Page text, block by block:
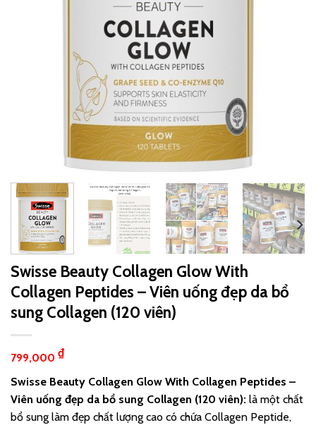
Swisse Beauty Collagen Glow With
Collagen Peptides – Viên uống đẹp da bổ
sung Collagen (120 viên)
799,000 ₫
Swisse Beauty Collagen Glow With Collagen Peptides –
Viên uống đẹp da bổ sung Collagen (120 viên): là một chất
bổ sung làm đẹp chất lượng cao có chứa Collagen Peptide,